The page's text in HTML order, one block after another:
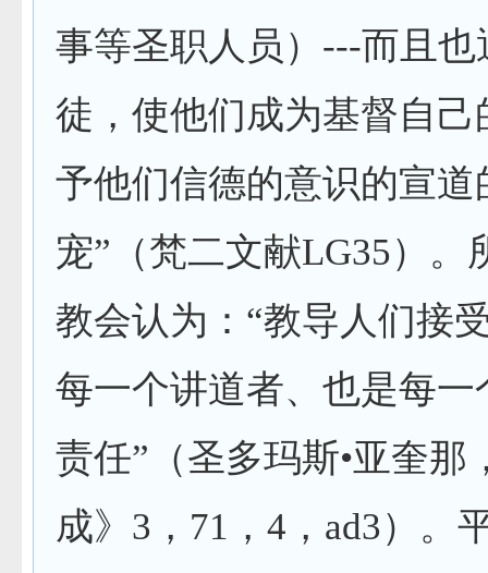
事等圣职人员） ---而且也
徒，使他们成为基督自己
予他们信德的意识的宣道
宠”（梵二文献LG35）。
教会认为：“教导人们接
每一个讲道者、也是每一
责任”（圣多玛斯•亚奎那
成》 3 ， 71 ， 4 ， ad3）。